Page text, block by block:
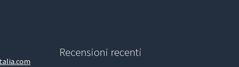
Recensioni recenti